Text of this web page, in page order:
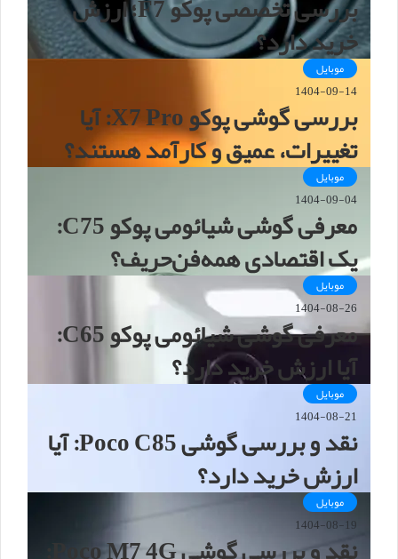
خرید دارد؟
موبایل
1404-09-14
بررسی گوشی پوکو X7 Pro: آیا
تغییرات، عمیق و کارآمد هستند؟
موبایل
1404-09-04
معرفی گوشی شیائومی پوکو C75:
یک اقتصادی همه‌فن‌حریف؟
موبایل
1404-08-26
معرفی گوشی شیائومی پوکو C65:
آیا ارزش خرید دارد؟
موبایل
1404-08-21
نقد و بررسی گوشی Poco C85: آیا
ارزش خرید دارد؟
موبایل
1404-08-19